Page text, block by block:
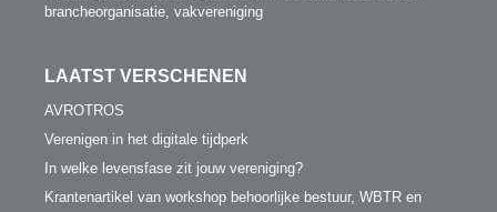
brancheorganisatie, vakvereniging
LAATST VERSCHENEN
AVROTROS
Verenigen in het digitale tijdperk
In welke levensfase zit jouw vereniging?
Krantenartikel van workshop behoorlijke bestuur, WBTR en